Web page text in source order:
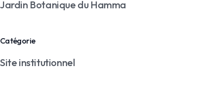
Jardin Botanique du Hamma
Catégorie
Site institutionnel